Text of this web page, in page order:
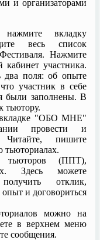
и организаторами
вкладку
весь список
Нажмите
участника.
поля: об опыте
участник в себе
были заполнены. В
тьютору.
вкладке "ОБО МНЕ"
провести и
Читайте, пишите
тьюториалах.
тьюторов (ППТ),
Здесь можете
отклик,
и договориться
можно на
в верхнем меню
сообщения.